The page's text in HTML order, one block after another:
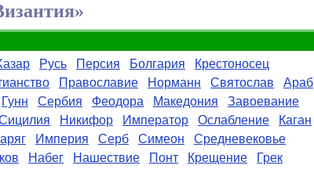
Русь Персия Болгария
Крестоносец
Православие Норманн Святослав
Араб
Гунн Сербия Феодора Македония
Завоевание
Никифор Император Ослабление
Каган
Империя Серб Симеон
Средневековье
Набег Нашествие Понт Крещение
Грек